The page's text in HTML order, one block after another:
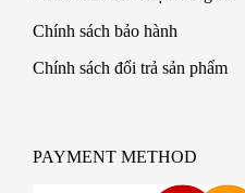
Chính sách bảo hành
Chính sách đổi trả sản phẩm
PAYMENT METHOD